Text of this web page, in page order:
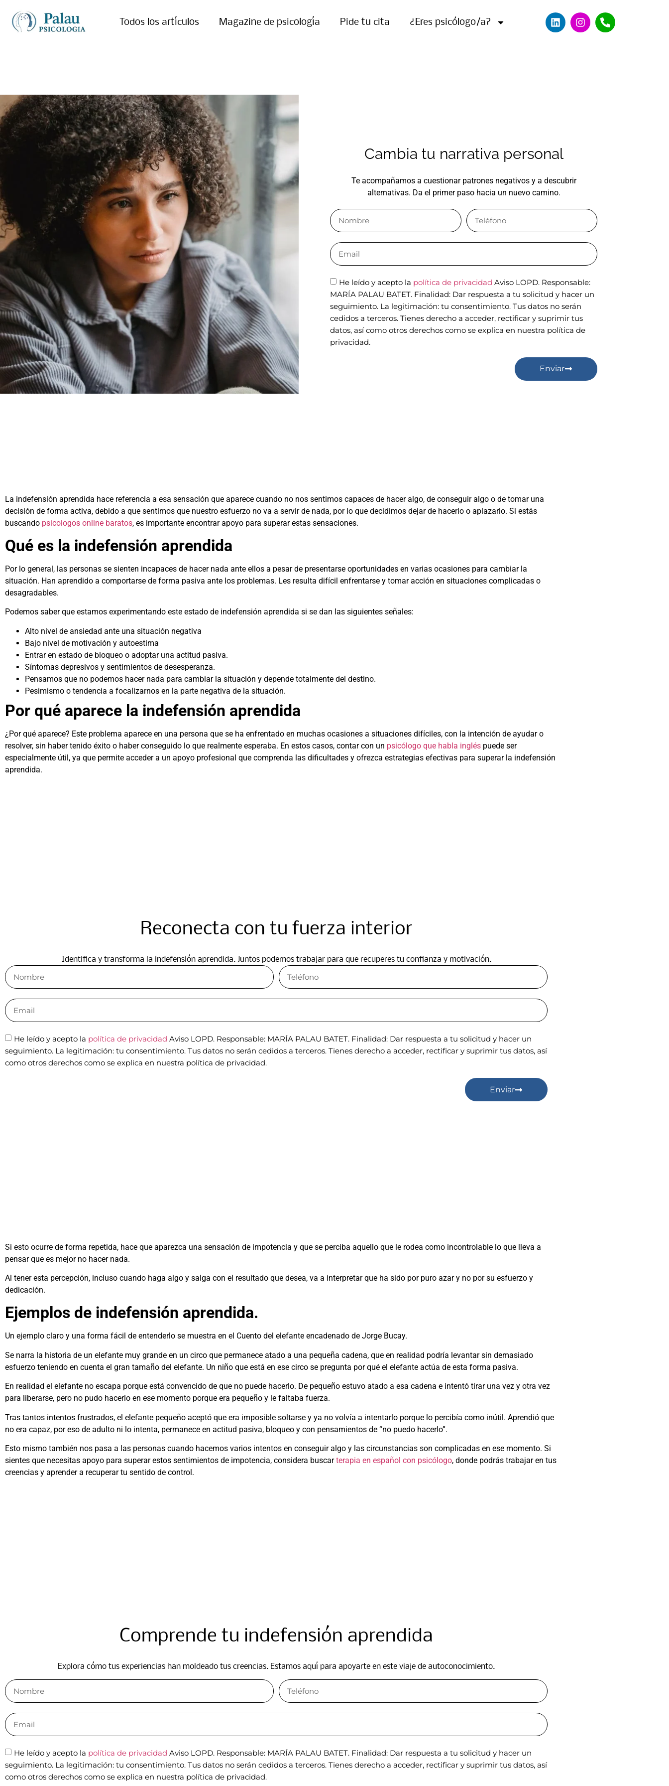
Todos los artículos Magazine de psicología Pide tu cita ¿Eres psicólogo/a?
Cambia tu narrativa personal
Te acompañamos a cuestionar patrones negativos y a descubrir
alternativas. Da el primer paso hacia un nuevo camino.
He leído y acepto la política de privacidad Aviso LOPD. Responsable:
MARÍA PALAU BATET. Finalidad: Dar respuesta a tu solicitud y hacer un
seguimiento. La legitimación: tu consentimiento. Tus datos no serán
cedidos a terceros. Tienes derecho a acceder, rectificar y suprimir tus
datos, así como otros derechos como se explica en nuestra política de
privacidad.
Enviar
La indefensión aprendida hace referencia a esa sensación que aparece cuando no nos sentimos capaces de hacer algo, de conseguir algo o de tomar una
decisión de forma activa, debido a que sentimos que nuestro esfuerzo no va a servir de nada, por lo que decidimos dejar de hacerlo o aplazarlo. Si estás
buscando psicologos online baratos, es importante encontrar apoyo para superar estas sensaciones.
Qué es la indefensión aprendida
Por lo general, las personas se sienten incapaces de hacer nada ante ellos a pesar de presentarse oportunidades en varias ocasiones para cambiar la
situación. Han aprendido a comportarse de forma pasiva ante los problemas. Les resulta difícil enfrentarse y tomar acción en situaciones complicadas o
desagradables.
Podemos saber que estamos experimentando este estado de indefensión aprendida si se dan las siguientes señales:
Alto nivel de ansiedad ante una situación negativa
Bajo nivel de motivación y autoestima
Entrar en estado de bloqueo o adoptar una actitud pasiva.
Síntomas depresivos y sentimientos de desesperanza.
Pensamos que no podemos hacer nada para cambiar la situación y depende totalmente del destino.
Pesimismo o tendencia a focalizarnos en la parte negativa de la situación.
Por qué aparece la indefensión aprendida
¿Por qué aparece? Este problema aparece en una persona que se ha enfrentado en muchas ocasiones a situaciones difíciles, con la intención de ayudar o
resolver, sin haber tenido éxito o haber conseguido lo que realmente esperaba. En estos casos, contar con un psicólogo que habla inglés puede ser
especialmente útil, ya que permite acceder a un apoyo profesional que comprenda las dificultades y ofrezca estrategias efectivas para superar la indefensión
aprendida.
Reconecta con tu fuerza interior
Identifica y transforma la indefensión aprendida. Juntos podemos trabajar para que recuperes tu confianza y motivación.
He leído y acepto la política de privacidad Aviso LOPD. Responsable: MARÍA PALAU BATET. Finalidad: Dar respuesta a tu solicitud y hacer un
seguimiento. La legitimación: tu consentimiento. Tus datos no serán cedidos a terceros. Tienes derecho a acceder, rectificar y suprimir tus datos, así
como otros derechos como se explica en nuestra política de privacidad.
Enviar
Si esto ocurre de forma repetida, hace que aparezca una sensación de impotencia y que se perciba aquello que le rodea como incontrolable lo que lleva a
pensar que es mejor no hacer nada.
Al tener esta percepción, incluso cuando haga algo y salga con el resultado que desea, va a interpretar que ha sido por puro azar y no por su esfuerzo y
dedicación.
Ejemplos de indefensión aprendida.
Un ejemplo claro y una forma fácil de entenderlo se muestra en el Cuento del elefante encadenado de Jorge Bucay.
Se narra la historia de un elefante muy grande en un circo que permanece atado a una pequeña cadena, que en realidad podría levantar sin demasiado
esfuerzo teniendo en cuenta el gran tamaño del elefante. Un niño que está en ese circo se pregunta por qué el elefante actúa de esta forma pasiva.
En realidad el elefante no escapa porque está convencido de que no puede hacerlo. De pequeño estuvo atado a esa cadena e intentó tirar una vez y otra vez
para liberarse, pero no pudo hacerlo en ese momento porque era pequeño y le faltaba fuerza.
Tras tantos intentos frustrados, el elefante pequeño aceptó que era imposible soltarse y ya no volvía a intentarlo porque lo percibía como inútil. Aprendió que
no era capaz, por eso de adulto ni lo intenta, permanece en actitud pasiva, bloqueo y con pensamientos de “no puedo hacerlo”.
Esto mismo también nos pasa a las personas cuando hacemos varios intentos en conseguir algo y las circunstancias son complicadas en ese momento. Si
sientes que necesitas apoyo para superar estos sentimientos de impotencia, considera buscarterapia en español con psicólogo, donde podrás trabajar en tus
creencias y aprender a recuperar tu sentido de control.
Comprende tu indefensión aprendida​
Explora cómo tus experiencias han moldeado tus creencias. Estamos aquí para apoyarte en este viaje de autoconocimiento.​
He leído y acepto la política de privacidad Aviso LOPD. Responsable: MARÍA PALAU BATET. Finalidad: Dar respuesta a tu solicitud y hacer un
seguimiento. La legitimación: tu consentimiento. Tus datos no serán cedidos a terceros. Tienes derecho a acceder, rectificar y suprimir tus datos, así
como otros derechos como se explica en nuestra política de privacidad.